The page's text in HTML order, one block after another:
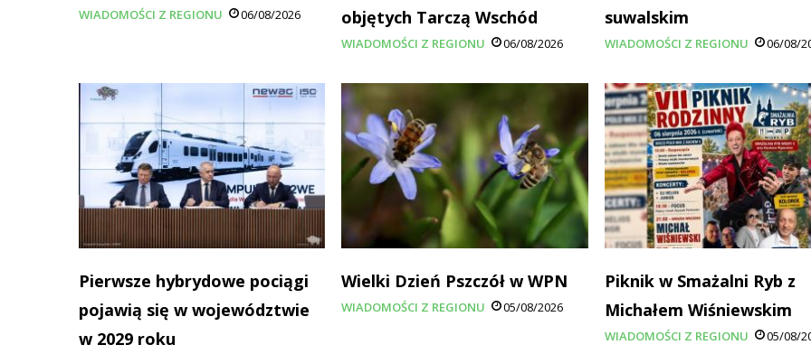
WIADOMOŚCI Z REGIONU 06/08/2026
objętych Tarczą Wschód
WIADOMOŚCI Z REGIONU 06/08/2026
suwalskim
WIADOMOŚCI Z REGIONU 06/08/
Pierwsze hybrydowe pociągi
pojawią się w województwie
w 2029 roku
Wielki Dzień Pszczół w WPN
WIADOMOŚCI Z REGIONU 05/08/2026
Piknik w Smażalni Ryb z
Michałem Wiśniewskim
WIADOMOŚCI Z REGIONU 05/08/